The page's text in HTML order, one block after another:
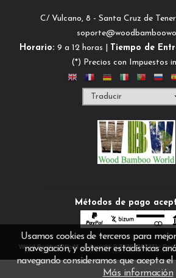
C/ Vulcano, 8 - Santa Cruz de
Horario: 9 a 12 horas | Tiempo de
(*) Precios con Impuestos
Métodos de pago
Wood Bamboo World- Copyright © 2026 [26231] -
Usamos cookies de terceros para
navegación, y obtener estadísticas
navegando consideramos que acepta el
Más información